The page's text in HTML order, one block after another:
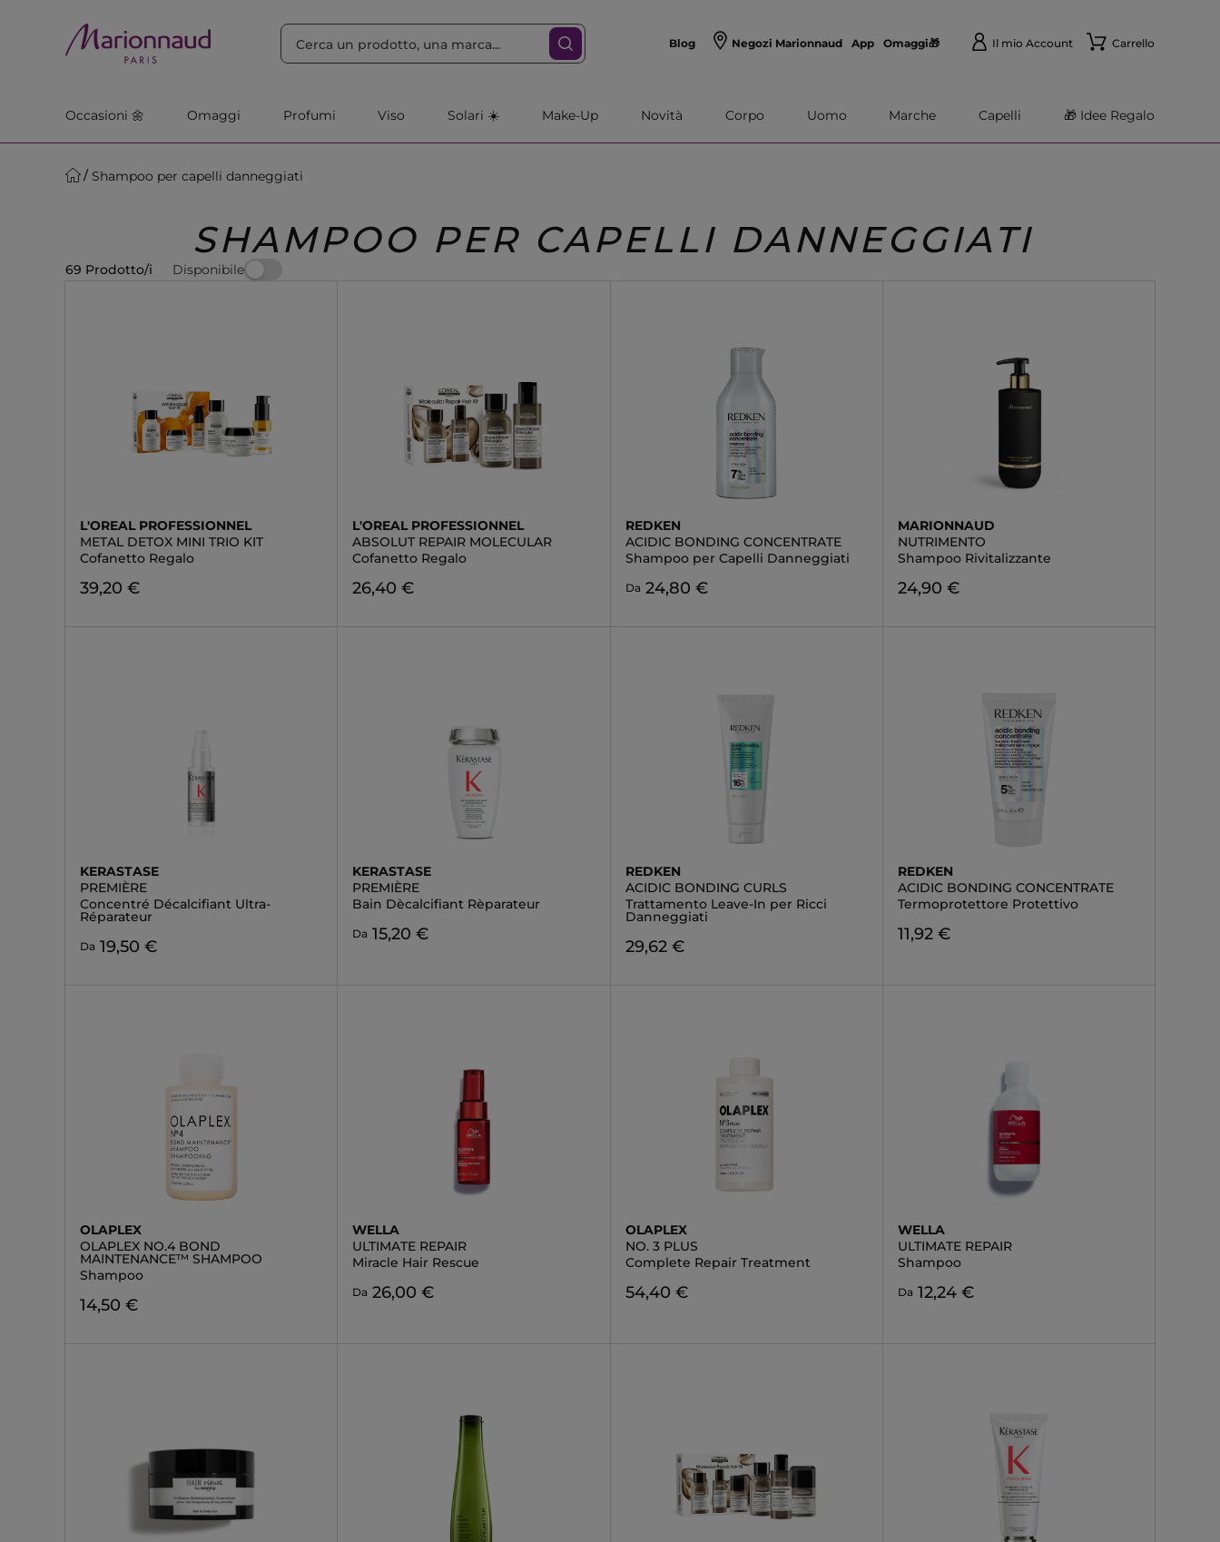
Blog Negozi Marionnaud App Omaggi🎁 Il mio Account Carrello
Occasioni 🌼 Omaggi Profumi Viso Solari ☀️ Make-Up Novità Corpo Uomo Marche Capelli 🎁 Idee Regalo
Shampoo per capelli danneggiati
SHAMPOO PER CAPELLI DANNEGGIATI
69 Prodotto/i Disponibile
L'OREAL PROFESSIONNEL
METAL DETOX MINI TRIO KIT
Cofanetto Regalo
39,20 €
L'OREAL PROFESSIONNEL
ABSOLUT REPAIR MOLECULAR
Cofanetto Regalo
26,40 €
REDKEN
ACIDIC BONDING CONCENTRATE
Shampoo per Capelli Danneggiati
Da 24,80 €
MARIONNAUD
NUTRIMENTO
Shampoo Rivitalizzante
24,90 €
KERASTASE
PREMIÈRE
Concentré Décalcifiant Ultra-
Réparateur
Da 19,50 €
KERASTASE
PREMIÈRE
Bain Dècalcifiant Rèparateur
Da 15,20 €
REDKEN
ACIDIC BONDING CURLS
Trattamento Leave-In per Ricci
Danneggiati
29,62 €
REDKEN
ACIDIC BONDING CONCENTRATE
Termoprotettore Protettivo
11,92 €
OLAPLEX
OLAPLEX NO.4 BOND
MAINTENANCE™ SHAMPOO
Shampoo
14,50 €
WELLA
ULTIMATE REPAIR
Miracle Hair Rescue
Da 26,00 €
OLAPLEX
NO. 3 PLUS
Complete Repair Treatment
54,40 €
WELLA
ULTIMATE REPAIR
Shampoo
Da 12,24 €